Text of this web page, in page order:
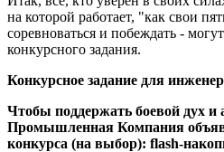
на которой работает, "как свои
соревноваться и побеждать -
конкурсного задания.
Конкурсное задание для
Чтобы поддержать боевой дух и
Промышленная Компания
конкурса (на выбор): flash-